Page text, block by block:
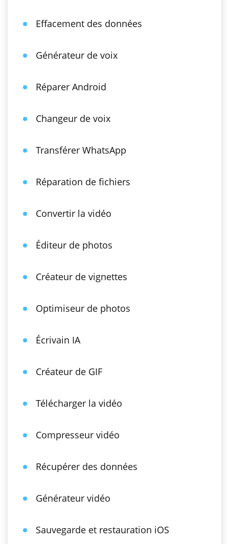
Effacement des données
Générateur de voix
Réparer Android
Changeur de voix
Transférer WhatsApp
Réparation de fichiers
Convertir la vidéo
Éditeur de photos
Créateur de vignettes
Optimiseur de photos
Écrivain IA
Créateur de GIF
Télécharger la vidéo
Compresseur vidéo
Récupérer des données
Générateur vidéo
Sauvegarde et restauration iOS